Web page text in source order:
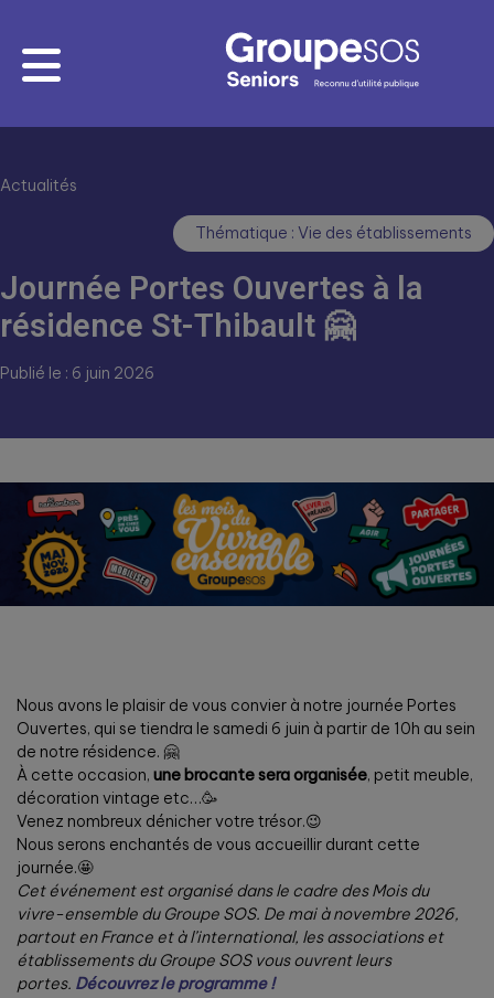
Actualités
Thématique : Vie des établissements
Journée Portes Ouvertes à la
résidence St-Thibault 🤗
Publié le : 6 juin 2026
Nous avons le plaisir de vous convier à notre journée Portes
Ouvertes, qui se tiendra le samedi 6 juin à partir de 10h au sein
de notre résidence. 🤗
À cette occasion, une brocante sera organisée, petit meuble,
décoration vintage etc…🥳
Venez nombreux dénicher votre trésor.😉
Nous serons enchantés de vous accueillir durant cette
journée.🤩
Cet événement est organisé dans le cadre des Mois du
vivre-ensemble du Groupe SOS. De mai à novembre 2026,
partout en France et à l’international, les associations et
établissements du Groupe SOS vous ouvrent leurs
portes. Découvrez le programme !